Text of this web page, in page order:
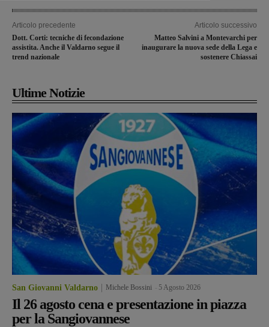
Articolo precedente
Dott. Corti: tecniche di fecondazione
assistita. Anche il Valdarno segue il
trend nazionale
Articolo successivo
Matteo Salvini a Montevarchi per
inaugurare la nuova sede della Lega e
sostenere Chiassai
Ultime Notizie
San Giovanni Valdarno Michele Bossini 5 Agosto 2026
Il 26 agosto cena e presentazione in piazza
per la Sangiovannese